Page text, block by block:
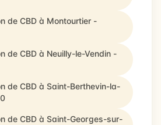
de CBD à Montourtier -
de CBD à Neuilly-le-Vendin -
de CBD à Saint-Berthevin-la-
de CBD à Saint-Georges-sur-